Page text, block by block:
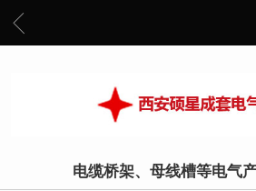
电缆桥架、母线槽等电气